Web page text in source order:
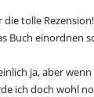
die tolle
Buch einordnen
ja, aber
ich doch wohl